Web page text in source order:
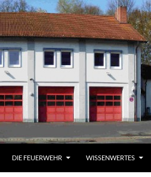
DIE FEUERWEHR WISSENWERTES